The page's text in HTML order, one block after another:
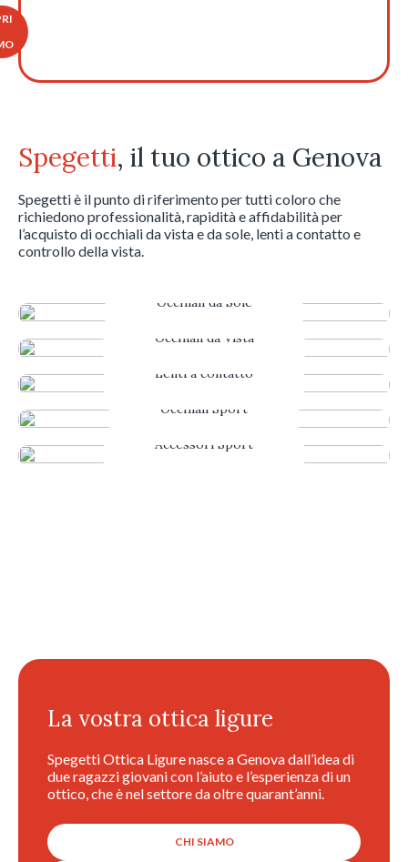
Spegetti, il tuo ottico a Genova
Spegetti è il punto di riferimento per tutti coloro che
richiedono professionalità, rapidità e affidabilità per
l’acquisto di occhiali da vista e da sole, lenti a contatto e
controllo della vista.
Occhiali da Sole
Occhiali da Vista
Lenti a contatto
Occhiali Sport
Accessori Sport
La vostra ottica ligure
Spegetti Ottica Ligure nasce a Genova dall’idea di
due ragazzi giovani con l’aiuto e l’esperienza di un
ottico, che è nel settore da oltre quarant’anni.
CHI SIAMO